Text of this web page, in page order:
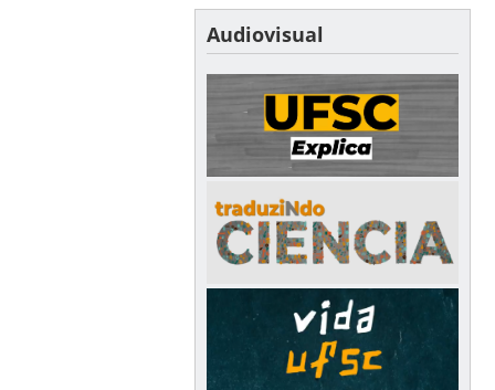
Audiovisual